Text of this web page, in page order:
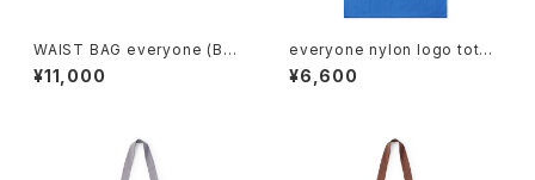
WAIST BAG everyone (BLA
CK)
¥11,000
everyone nylon logo tote
bag (BLUE)
¥6,600